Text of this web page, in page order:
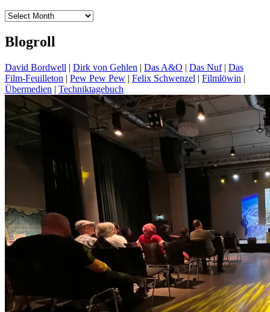
Archiv
Blogroll
David Bordwell | Dirk von Gehlen | Das A&O | Das Nuf| Das
Film-Feuilleton | Pew Pew Pew | Felix Schwenzel | Filmlöwin |
Übermedien | Techniktagebuch